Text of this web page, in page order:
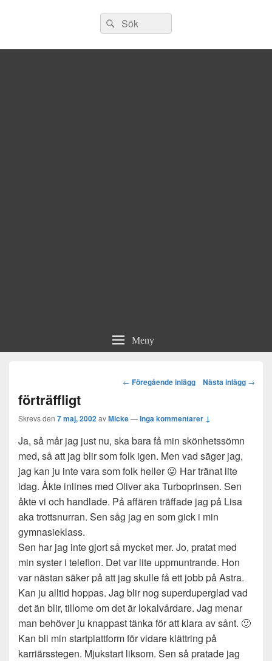
Sök
efter:
Sök
Meny
Post
← Föregående inlägg Nästa inlägg →
förträffligt
Skrevs den 7 maj, 2002avMicke—Inga kommentarer ↓
Ja, så mår jag just nu, ska bara få min skönhetssömn
med, så att jag blir som folk igen. Men vad säger jag,
jag kan ju inte vara som folk heller 😛 Har tränat lite
idag. Åkte inlines med Oliver aka Turboprinsen. Sen
åkte vi och handlade. På affären träffade jag på Lisa
aka trottsnurran. Sen såg jag en som gick i min
gymnasieklass.
Sen har jag inte gjort så mycket mer. Jo, pratat med
min syster i teleflon. Det var lite uppmuntrande. Hon
var nästan säker på att jag skulle få ett jobb på Astra.
Kan ju alltid hoppas. Jag blir nog superduperglad vad
det än blir, tillome om det är lokalvårdare. Jag menar
man behöver ju knappast tänka för att klara av sånt. 🙂
Kan bli min startplattform för vidare klättring på
karriärsstegen. Mjukstart liksom. Sen så pratade jag